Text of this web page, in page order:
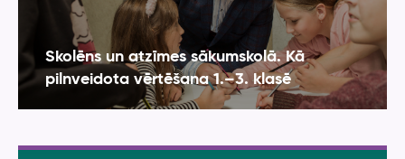
Skolēns un atzīmes sākumskolā. Kā
pilnveidota vērtēšana 1.–3. klasē